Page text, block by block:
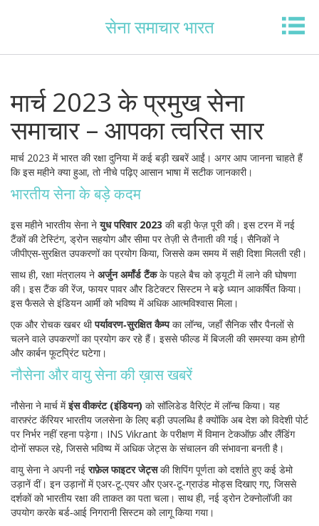
सेना समाचार भारत
मार्च 2023 के प्रमुख सेना
समाचार – आपका त्वरित सार
मार्च 2023 में भारत की रक्षा दुनिया में कई बड़ी खबरें आईं। अगर आप जानना चाहते हैं
कि इस महीने क्या हुआ, तो नीचे पढ़िए आसान भाषा में सटीक जानकारी।
भारतीय सेना के बड़े कदम
इस महीने भारतीय सेना नेयुध परिवार 2023 की बड़ी फेज़ पूरी की। इस टरन में नई
टैंकों की टेस्टिंग, ड्रोन सहयोग और सीमा पर तेज़ी से तैनाती की गई। सैनिकों ने
जीपीएस‑सुरक्षित उपकरणों का प्रयोग किया, जिससे कम समय में सही दिशा मिलती रही।
साथ ही, रक्षा मंत्रालय ने अर्जुन अर्मॉर्ड टैंकके पहले बैच को ड्यूटी में लाने की घोषणा
की। इस टैंक की रेंज, फायर पावर और डिटेक्टर सिस्टम ने बड़़े ध्यान आकर्षित किया।
इस फैसले से इंडियन आर्मी को भविष्य में अधिक आत्मविश्वास मिला।
एक और रोचक खबर थीपर्यावरण‑सुरक्षित कैम्पका लॉन्च, जहाँ सैनिक सौर पैनलों से
चलने वाले उपकरणों का प्रयोग कर रहे हैं। इससे फील्ड में बिजली की समस्या कम होगी
और कार्बन फूटप्रिंट घटेगा।
नौसेना और वायु सेना की ख़ास खबरें
नौसेना ने मार्च मेंइंस वीकरंट (इंडियन) को सॉलिडेड वैरिएंट में लॉन्च किया। यह
वारफ़्रंट कॅरियर भारतीय जलसेना के लिए बड़ी उपलब्धि है क्योंकि अब देश को विदेशी पोर्ट
पर निर्भर नहीं रहना पड़ेगा। INS Vikrant के परीक्षण में विमान टेकऑफ़ और लैंडिंग
दोनों सफल रहे, जिससे भविष्य में अधिक जेट्स के संचालन की संभावना बनती है।
वायु सेना ने अपनी नईराफ़ेल फाइटर जेट्सकी शिपिंग पूर्णता को दर्शाते हुए कई डेमो
उड़ानें दीं। इन उड़ानों में एअर‑टू‑एयर और एअर‑टू‑ग्राउंड मोड्स दिखाए गए, जिससे
दर्शकों को भारतीय रक्षा की ताकत का पता चला। साथ ही, नई ड्रोन टेक्नोलॉजी का
उपयोग करके बर्ड‑आई निगरानी सिस्टम को लागू किया गया।